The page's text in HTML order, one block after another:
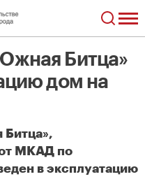
Битца»
дом на
МКАД по
в эксплуатацию